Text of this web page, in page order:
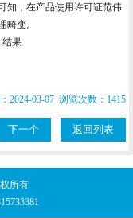
知，在产品使用许可证范伟
畸变。
果
2024-03-07 浏览次数：1415
下一个 返回列表
所有